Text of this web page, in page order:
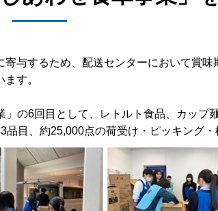
与するため、配送センターにおいて賞
す。
の6回目として、レトルト食品、カップ
目、約25,000点の荷受け・ピッキング・